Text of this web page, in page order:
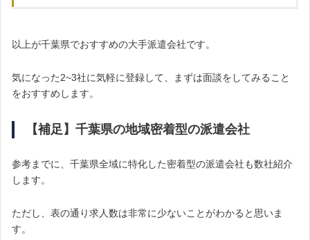
以上が千葉県でおすすめの大手派遣会社です。
気になった2~3社に気軽に登録して、まずは面談をしてみること
をおすすめします。
【補足】千葉県の地域密着型の派遣会社
参考までに、千葉県全域に特化した密着型の派遣会社も数社紹介
します。
ただし、表の通り求人数は非常に少ないことがわかると思いま
す。